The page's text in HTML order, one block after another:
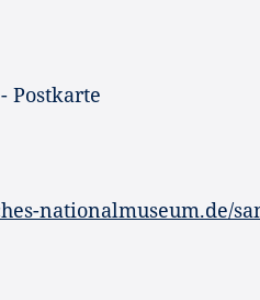
Postkarte
nationalmuseum.de/